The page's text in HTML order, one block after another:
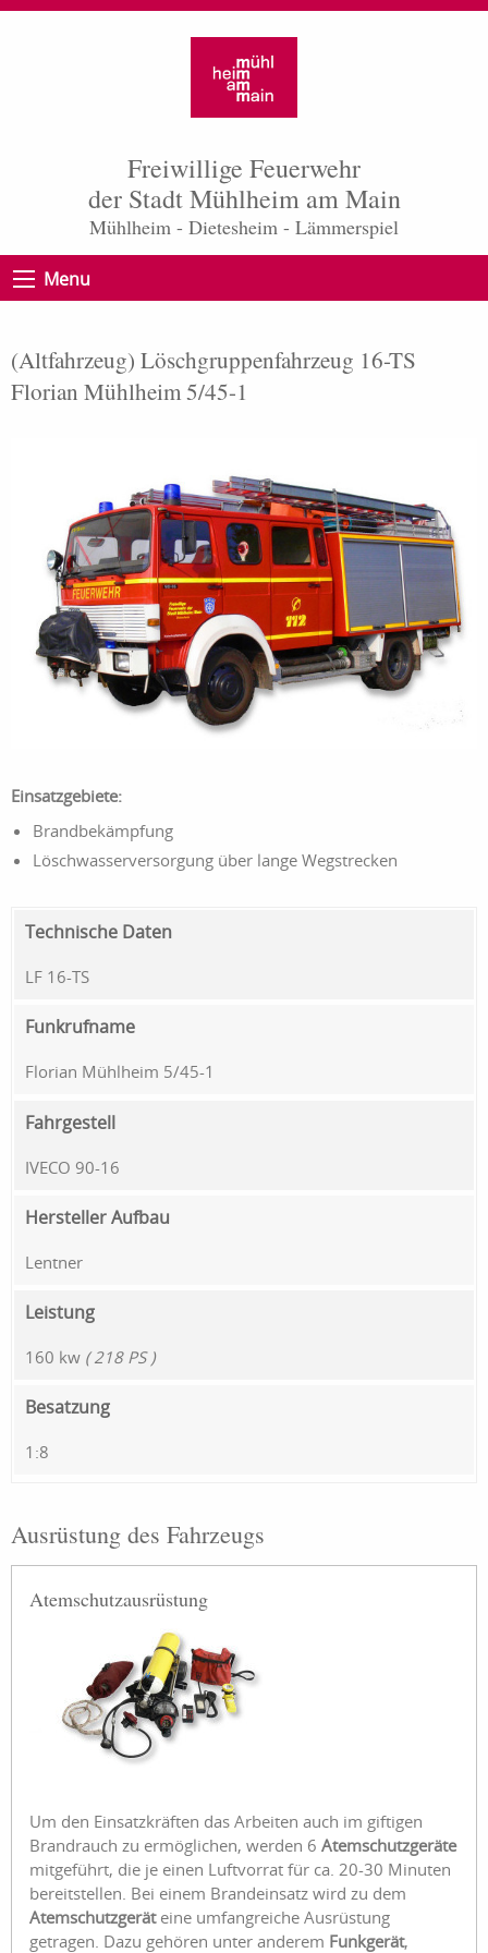
Freiwillige Feuerwehr
der Stadt Mühlheim am Main
Mühlheim - Dietesheim - Lämmerspiel
Menu
(Altfahrzeug) Löschgruppenfahrzeug 16-TS
Florian Mühlheim 5/45-1
Einsatzgebiete:
Brandbekämpfung
Löschwasserversorgung über lange Wegstrecken
Technische Daten
LF 16-TS
Funkrufname
Florian Mühlheim 5/45-1
Fahrgestell
IVECO 90-16
Hersteller Aufbau
Lentner
Leistung
160 kw ( 218 PS )
Besatzung
1:8
Ausrüstung des Fahrzeugs
Atemschutzausrüstung
Um den Einsatzkräften das Arbeiten auch im giftigen
Brandrauch zu ermöglichen, werden 6 Atemschutzgeräte
mitgeführt, die je einen Luftvorrat für ca. 20-30 Minuten
bereitstellen. Bei einem Brandeinsatz wird zu dem
Atemschutzgeräteine umfangreiche Ausrüstung
getragen. Dazu gehören unter anderem Funkgerät,